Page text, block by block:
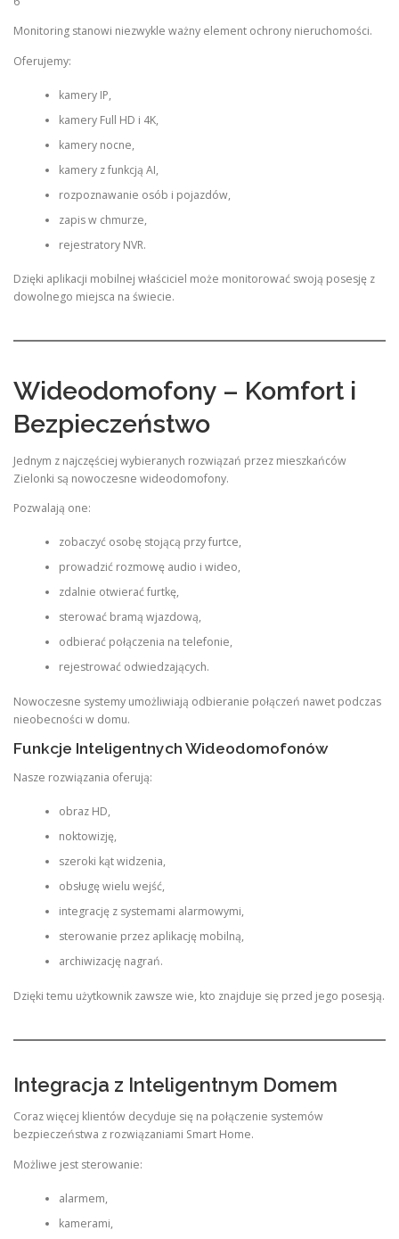
Monitoring stanowi niezwykle ważny element ochrony nieruchomości.
Oferujemy:
kamery IP,
kamery Full HD i 4K,
kamery nocne,
kamery z funkcją AI,
rozpoznawanie osób i pojazdów,
zapis w chmurze,
rejestratory NVR.
Dzięki aplikacji mobilnej właściciel może monitorować swoją posesję z
dowolnego miejsca na świecie.
Wideodomofony – Komfort i
Bezpieczeństwo
Jednym z najczęściej wybieranych rozwiązań przez mieszkańców
Zielonki są nowoczesne wideodomofony.
Pozwalają one:
zobaczyć osobę stojącą przy furtce,
prowadzić rozmowę audio i wideo,
zdalnie otwierać furtkę,
sterować bramą wjazdową,
odbierać połączenia na telefonie,
rejestrować odwiedzających.
Nowoczesne systemy umożliwiają odbieranie połączeń nawet podczas
nieobecności w domu.
Funkcje Inteligentnych Wideodomofonów
Nasze rozwiązania oferują:
obraz HD,
noktowizję,
szeroki kąt widzenia,
obsługę wielu wejść,
integrację z systemami alarmowymi,
sterowanie przez aplikację mobilną,
archiwizację nagrań.
Dzięki temu użytkownik zawsze wie, kto znajduje się przed jego posesją.
Integracja z Inteligentnym Domem
Coraz więcej klientów decyduje się na połączenie systemów
bezpieczeństwa z rozwiązaniami Smart Home.
Możliwe jest sterowanie:
alarmem,
kamerami,